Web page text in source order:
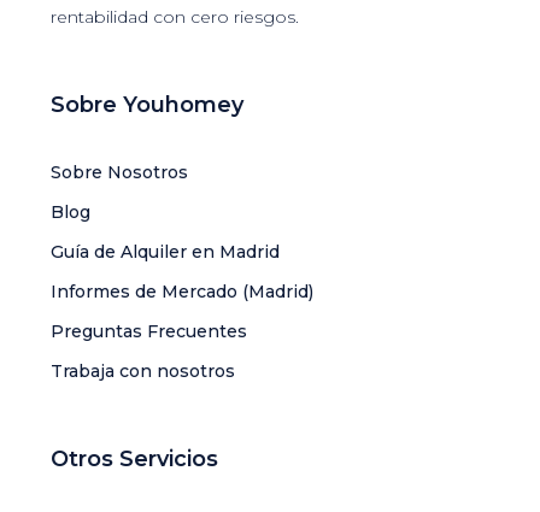
rentabilidad con cero riesgos.
Sobre Youhomey
Sobre Nosotros
Blog
Guía de Alquiler en Madrid
Informes de Mercado (Madrid)
Preguntas Frecuentes
Trabaja con nosotros
Otros Servicios